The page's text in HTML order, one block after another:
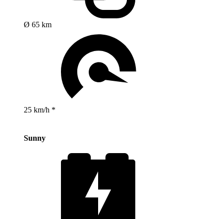
Ø 65 km
25 km/h *
Sunny